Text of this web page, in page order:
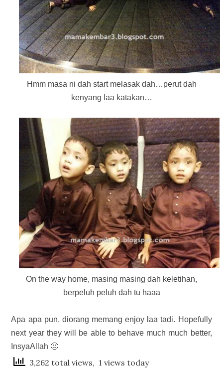
Hmm masa ni dah start melasak dah…perut dah
kenyang laa katakan…
On the way home, masing masing dah keletihan,
berpeluh peluh dah tu haaa
Apa apa pun, diorang memang enjoy laa tadi. Hopefully
next year they will be able to behave much much better,
InsyaAllah 🙂
3,262 total views, 1 views today